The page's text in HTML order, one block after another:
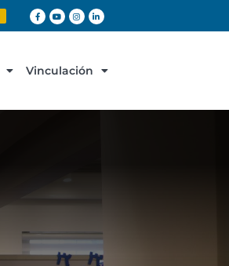
Vinculación